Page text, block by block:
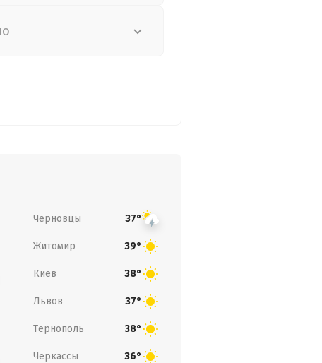
Черновцы 37°
Житомир 39°
Киев 38°
Львов 37°
Тернополь 38°
Черкассы 36°